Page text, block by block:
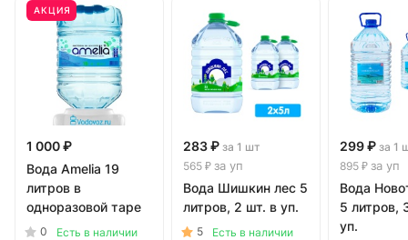
АКЦИЯ
1 000 ₽
Вода Amelia 19
литров в
одноразовой таре
0
Есть в наличии
283 ₽ за 1 шт
565 ₽ за уп
Вода Шишкин лес 5
литров, 2 шт. в уп.
5
Есть в наличии
299 ₽ за 1
895 ₽ за уп
Вода
5 литров,
уп.